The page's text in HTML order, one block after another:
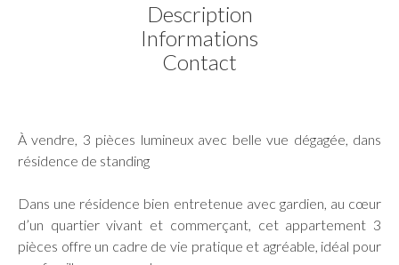
Description
Informations
Contact
À vendre, 3 pièces lumineux avec belle vue dégagée, dans
résidence de standing
Dans une résidence bien entretenue avec gardien, au cœur
d’un quartier vivant et commerçant, cet appartement 3
pièces offre un cadre de vie pratique et agréable, idéal pour